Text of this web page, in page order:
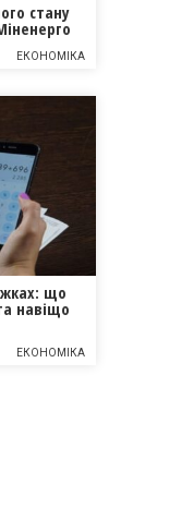
стану
ЕКОНОМІКА
що
навіщо
ЕКОНОМІКА